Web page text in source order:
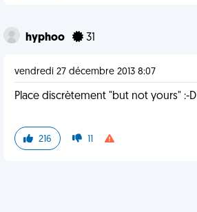
hyphoo 31
vendredi 27 décembre 2013 8:07
Place discrètement "but not yours" :-D
216 11